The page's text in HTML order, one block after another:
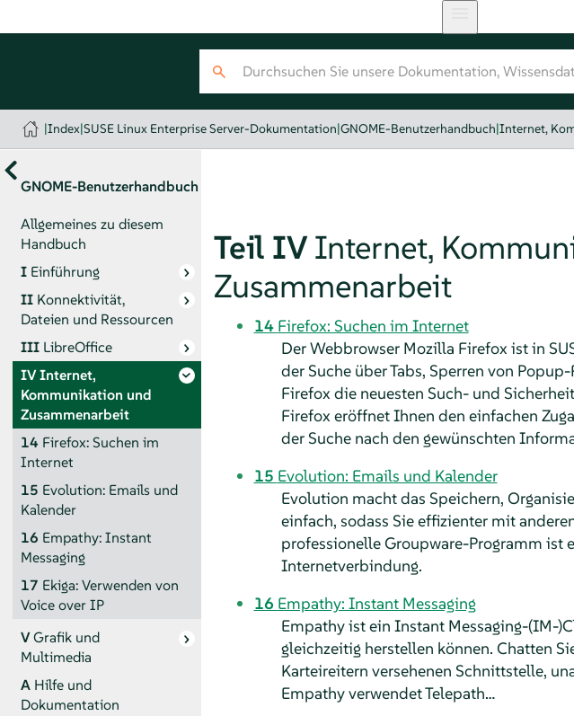
|Index|SUSE Linux Enterprise Server-Dokumentation|GNOME-Benutzerhandbuch|Internet,
GNOME-Benutzerhandbuch
Allgemeines zu diesem
Handbuch
I Einführung
II Konnektivität,
Dateien und Ressourcen
III LibreOffice
IVInternet,
Kommunikation und
Zusammenarbeit
14 Firefox: Suchen im
Internet
15 Evolution: Emails und
Kalender
16 Empathy: Instant
Messaging
17 Ekiga: Verwenden von
Voice over IP
VGrafik und
Multimedia
A Hilfe und
Dokumentation
Teil IVInternet,
Zusammenarbeit
14 Firefox: Suchen im Internet
Der Webbrowser Mozilla Firefox ist in
der Suche über Tabs, Sperren von
Firefox die neuesten Such- und
Firefox eröffnet Ihnen den einfachen
der Suche nach den gewünschten
15 Evolution: Emails und Kalender
Evolution macht das Speichern,
einfach, sodass Sie effizienter mit
professionelle Groupware-Programm ist
Internetverbindung.
16 Empathy: Instant Messaging
Empathy ist ein Instant Messaging-(IM-
gleichzeitig herstellen können. Chatten
Karteireitern versehenen Schnittstelle,
Empathy verwendet Telepath…